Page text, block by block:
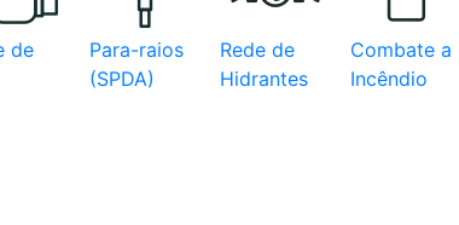
de
Para-raios
(SPDA)
Rede de
Hidrantes
Combate a
Incêndio